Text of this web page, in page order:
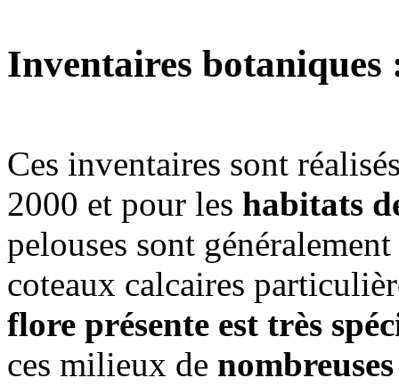
Inventaires botaniques
Ces inventaires sont
2000 et pour les habitats
pelouses sont
coteaux calcaires
flore présente est très
ces milieux de